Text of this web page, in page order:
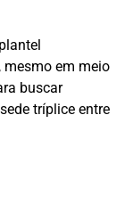
em meio
buscar
tríplice entre